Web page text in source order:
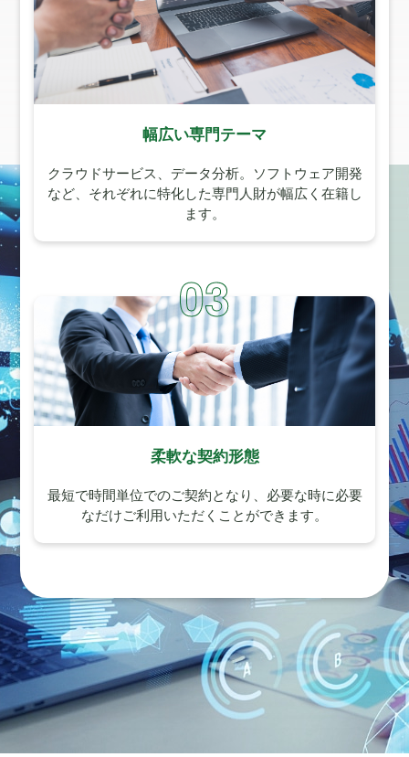
幅広い専門テーマ
クラウドサービス、データ分析。ソフトウェア開発
など、それぞれに特化した専門人財が幅広く在籍し
ます。
柔軟な契約形態
最短で時間単位でのご契約となり、必要な時に必要
なだけご利用いただくことができます。